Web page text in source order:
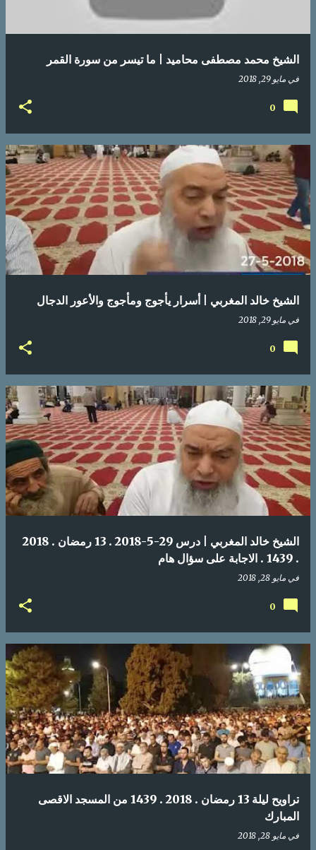
الشيخ محمد مصطفى محاميد | ما تيسر من سورة القمر
في مايو 29, 2018
0
الشيخ خالد المغربي | أسرار يأجوج ومأجوج والأعور الدجال
في مايو 29, 2018
0
الشيخ خالد المغربي | درس 29-5-2018 . 13 رمضان . 2018
. 1439 . الاجابة على سؤال هام
في مايو 28, 2018
0
تراويح ليلة 13 رمضان . 2018 . 1439 من المسجد الاقصى
المبارك
في مايو 28, 2018